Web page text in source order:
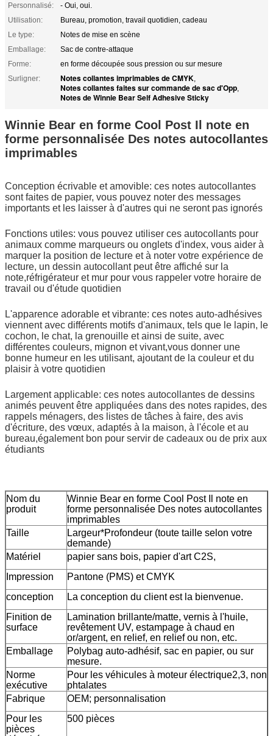
Personnalisé:
- Oui, oui.
Utilisation:
Bureau, promotion, travail quotidien, cadeau
Le type:
Notes de mise en scène
Emballage:
Sac de contre-attaque
Forme:
en forme découpée sous pression ou sur mesure
Surligner:
Notes collantes imprimables de CMYK,
Notes collantes faites sur commande de sac d'Opp,
Notes de Winnie Bear Self Adhesive Sticky
Winnie Bear en forme Cool Post Il note en
forme personnalisée Des notes autocollantes
imprimables
Conception écrivable et amovible: ces notes autocollantes
sont faites de papier, vous pouvez noter des messages
importants et les laisser à d'autres qui ne seront pas ignorés
Fonctions utiles: vous pouvez utiliser ces autocollants pour
animaux comme marqueurs ou onglets d'index, vous aider à
marquer la position de lecture et à noter votre expérience de
lecture, un dessin autocollant peut être affiché sur la
note,réfrigérateur et mur pour vous rappeler votre horaire de
travail ou d'étude quotidien
L'apparence adorable et vibrante: ces notes auto-adhésives
viennent avec différents motifs d'animaux, tels que le lapin, le
cochon, le chat, la grenouille et ainsi de suite, avec
différentes couleurs, mignon et vivant,vous donner une
bonne humeur en les utilisant, ajoutant de la couleur et du
plaisir à votre quotidien
Largement applicable: ces notes autocollantes de dessins
animés peuvent être appliquées dans des notes rapides, des
rappels ménagers, des listes de tâches à faire, des avis
d'écriture, des vœux, adaptés à la maison, à l'école et au
bureau,également bon pour servir de cadeaux ou de prix aux
étudiants
Nom du
produit
Winnie Bear en forme Cool Post Il note en
forme personnalisée Des notes autocollantes
imprimables
Taille
Largeur*Profondeur (toute taille selon votre
demande)
Matériel
papier sans bois, papier d'art C2S,
Impression
Pantone (PMS) et CMYK
conception
La conception du client est la bienvenue.
Finition de
surface
Lamination brillante/matte, vernis à l'huile,
revêtement UV, estampage à chaud en
or/argent, en relief, en relief ou non, etc.
Emballage
Polybag auto-adhésif, sac en papier, ou sur
mesure.
Norme
exécutive
Pour les véhicules à moteur électrique2,3, non
phtalates
Fabrique
OEM; personnalisation
Pour les
pièces
500 pièces